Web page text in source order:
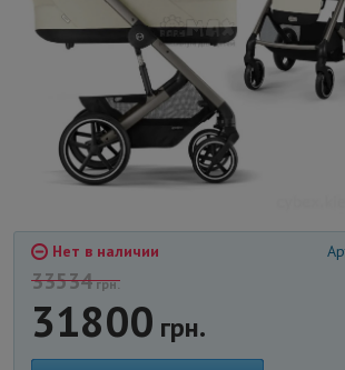
Нет в наличии
33534грн.
31800 грн.